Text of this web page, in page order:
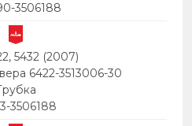
3506188
5432 (2007)
6422-3513006-30
3506188